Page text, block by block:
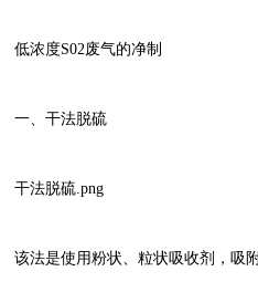
低浓度S02废气的净制
一、干法脱硫
干法脱硫.png
该法是使用粉状、粒状吸收剂，吸